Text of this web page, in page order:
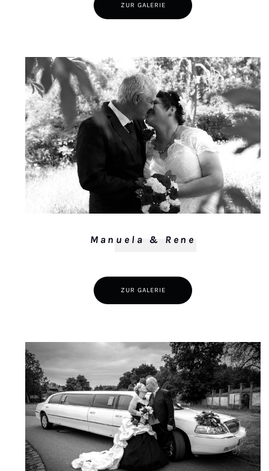
ZUR GALERIE
Manuela & Rene
ZUR GALERIE